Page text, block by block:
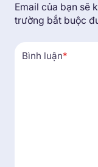
Email của bạn sẽ
trường bắt buộc
Bình luận*